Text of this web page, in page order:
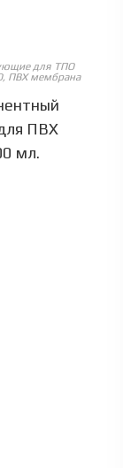
для ТПО
ПВХ мембрана
ПВХ
мл.